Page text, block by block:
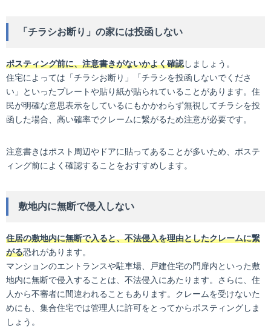
「チラシお断り」の家には投函しない
ポスティング前に、注意書きがないかよく確認しましょう。
住宅によっては「チラシお断り」「チラシを投函しないでくださ
い」といったプレートや貼り紙が貼られていることがあります。住
民が明確な意思表示をしているにもかかわらず無視してチラシを投
函した場合、高い確率でクレームに繋がるため注意が必要です。
注意書きはポスト周辺やドアに貼ってあることが多いため、ポステ
ィング前によく確認することをおすすめします。
敷地内に無断で侵入しない
住居の敷地内に無断で入ると、不法侵入を理由としたクレームに繋
がる恐れがあります。
マンションのエントランスや駐車場、戸建住宅の門扉内といった敷
地内に無断で侵入することは、不法侵入にあたります。さらに、住
人から不審者に間違われることもあります。クレームを受けないた
めにも、集合住宅では管理人に許可をとってからポスティングしま
しょう。